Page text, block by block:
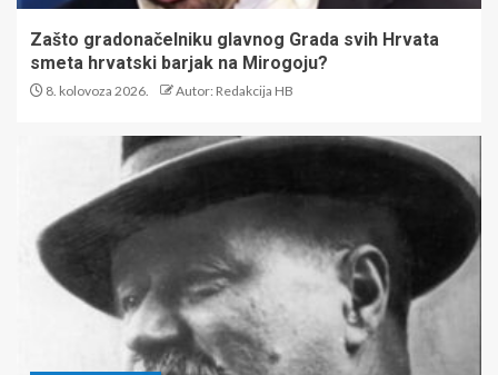
Zašto gradonačelniku glavnog Grada svih Hrvata
smeta hrvatski barjak na Mirogoju?
8. kolovoza 2026. Autor: Redakcija HB